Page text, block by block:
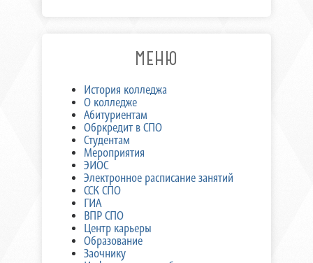
МЕНЮ
История колледжа
О колледже
Абитуриентам
Обркредит в СПО
Студентам
Мероприятия
ЭИОС
Электронное расписание занятий
ССК СПО
ГИА
ВПР СПО
Центр карьеры
Образование
Заочнику